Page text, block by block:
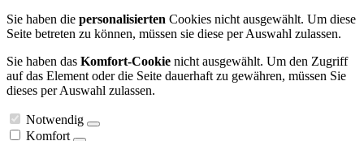
Sie haben die personalisierten Cookies nicht ausgewählt. Um diese
Seite betreten zu können, müssen sie diese per Auswahl zulassen.
Sie haben das Komfort-Cookie nicht ausgewählt. Um den Zugriff
auf das Element oder die Seite dauerhaft zu gewähren, müssen Sie
dieses per Auswahl zulassen.
Notwendig
Komfort